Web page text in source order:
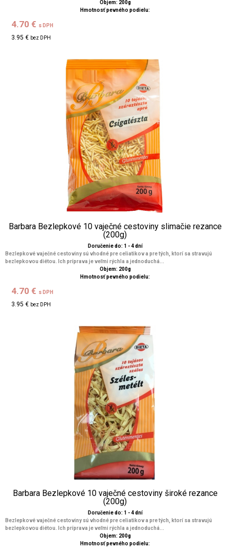
Objem: 200g
Hmotnosť pevného podielu:
4.70 € s DPH
3.95 € bez DPH
Barbara Bezlepkové 10 vaječné cestoviny slimačie rezance
(200g)
Doručenie do: 1 - 4 dní
Bezlepkové vaječné cestoviny sú vhodné pre celiatikov a pre tých, ktorí sa stravujú
bezlepkovou diétou. Ich príprava je veľmi rýchla a jednoduchá...
Objem: 200g
Hmotnosť pevného podielu:
4.70 € s DPH
3.95 € bez DPH
Barbara Bezlepkové 10 vaječné cestoviny široké rezance
(200g)
Doručenie do: 1 - 4 dní
Bezlepkové vaječné cestoviny sú vhodné pre celiatikov a pre tých, ktorí sa stravujú
bezlepkovou diétou. Ich príprava je veľmi rýchla a jednoduchá...
Objem: 200g
Hmotnosť pevného podielu: